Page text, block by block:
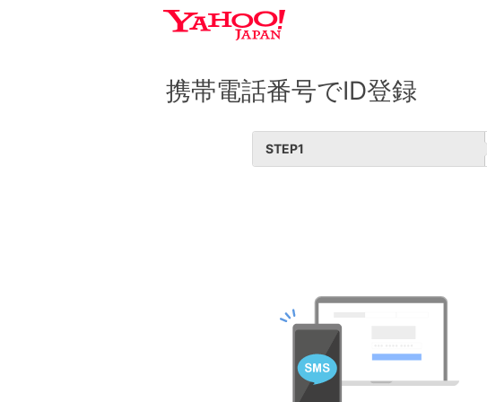
携帯電話番号でID登録
STEP1